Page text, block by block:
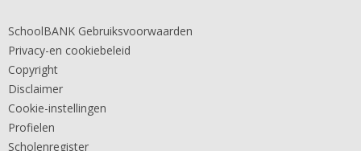
SchoolBANK Gebruiksvoorwaarden
Privacy-en cookiebeleid
Copyright
Disclaimer
Cookie-instellingen
Profielen
Scholenregister